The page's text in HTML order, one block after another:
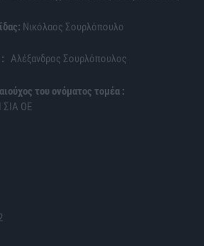
Νικόλαος Σουρλόπουλο
Αλέξανδρος Σουρλόπουλος
του ονόματος τομέα :
ΟΕ